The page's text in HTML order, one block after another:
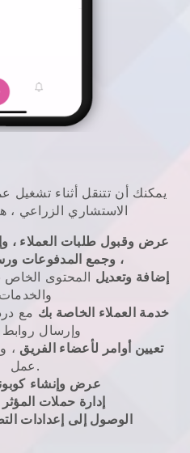
يمكنك أن تتنقل أثناء تشغيل
الاستشاري الزراعي ،
عرض وقبول طلبات العملاء ،
، وجمع المدفوعات
إضافة وتعديل المحتوى الخاص
والخدمات
خدمة العملاء الخاصة بك مع
وإرسال روابط
تعيين أوامر لأعضاء الفريق ،
عمل.
عرض وإنشاء
إدارة حملات
الوصول إلى إعدادات